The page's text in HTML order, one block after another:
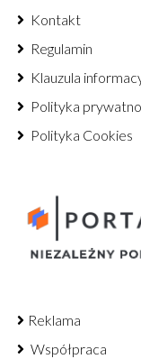
Kontakt
Regulamin
Klauzula
Polityka
Polityka Cookies
Reklama
Współpraca